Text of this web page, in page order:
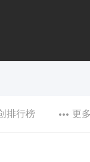
排行榜 更